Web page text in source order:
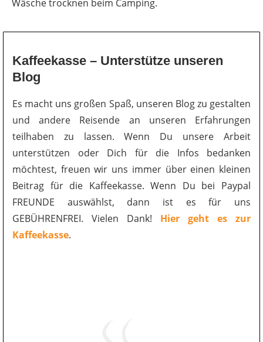
Wäsche trocknen beim Camping.
Kaffeekasse – Unterstütze unseren
Blog
Es macht uns großen Spaß, unseren Blog zu gestalten
und andere Reisende an unseren Erfahrungen
teilhaben zu lassen. Wenn Du unsere Arbeit
unterstützen oder Dich für die Infos bedanken
möchtest, freuen wir uns immer über einen kleinen
Beitrag für die Kaffeekasse. Wenn Du bei Paypal
FREUNDE auswählst, dann ist es für uns
GEBÜHRENFREI. Vielen Dank! Hier geht es zur
Kaffeekasse.